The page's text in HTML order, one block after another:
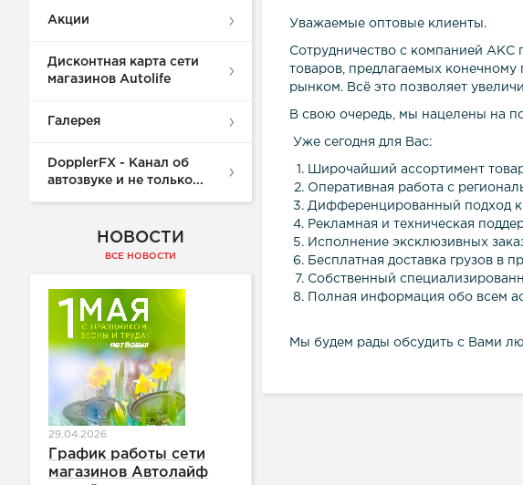
Акции
Дисконтная карта сети
магазинов Autolife
Галерея
DopplerFX - Канал об
автозвуке и не только...
НОВОСТИ
ВСЕ НОВОСТИ
29.04.2026
График работы сети
магазинов Автолайф
Уважаемые оптовые клиенты.
Сотрудничество с компанией АКС
товаров, предлагаемых конечному
рынком. Всё это позволяет
В свою очередь, мы нацелены на
Уже сегодня для Вас:
Широчайший ассортимент
Оперативная работа с
Дифференцированный подход
Рекламная и техническая
Исполнение эксклюзивных
Бесплатная доставка грузов в
Собственный
Полная информация обо всем
Мы будем рады обсудить с Вами